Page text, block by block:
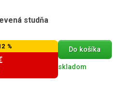
studňa
% Do košíka
skladom